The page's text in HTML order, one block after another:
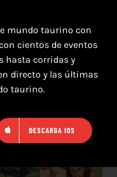
2026
mundo taurino con
cientos de eventos
hasta corridas y
directo y las últimas
taurino.
DESCARGA IOS